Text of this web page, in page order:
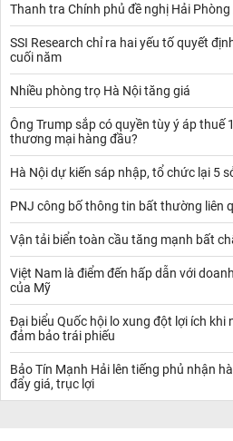
chính phủ cần hoàn tất thỏa thuận
cuộc chiến này và dỡ bỏ mọi loại thuế.
Các cuộc đàm phán thương mại đã
đối phó với Trung Quốc khi bàn đến
Tuy nhiên, trong khi ưu tiên hàng đầu
Trung Quốc có thể là thỏa thuận
mục tiêu khác.
Thanh tra Chính phủ đề nghị Hải
SSI Research chỉ ra hai yếu tố quyết
cuối năm
Nhiều phòng trọ Hà Nội tăng giá
Ông Trump sắp có quyền tùy ý áp thuế
thương mại hàng đầu?
Hà Nội dự kiến sáp nhập, tổ chức lại 5
PNJ công bố thông tin bất thường liên
Vận tải biển toàn cầu tăng mạnh bất
Việt Nam là điểm đến hấp dẫn với
của Mỹ
Đại biểu Quốc hội lo xung đột lợi ích khi
đảm bảo trái phiếu
Bảo Tín Mạnh Hải lên tiếng phủ nhận
đẩy giá, trục lợi